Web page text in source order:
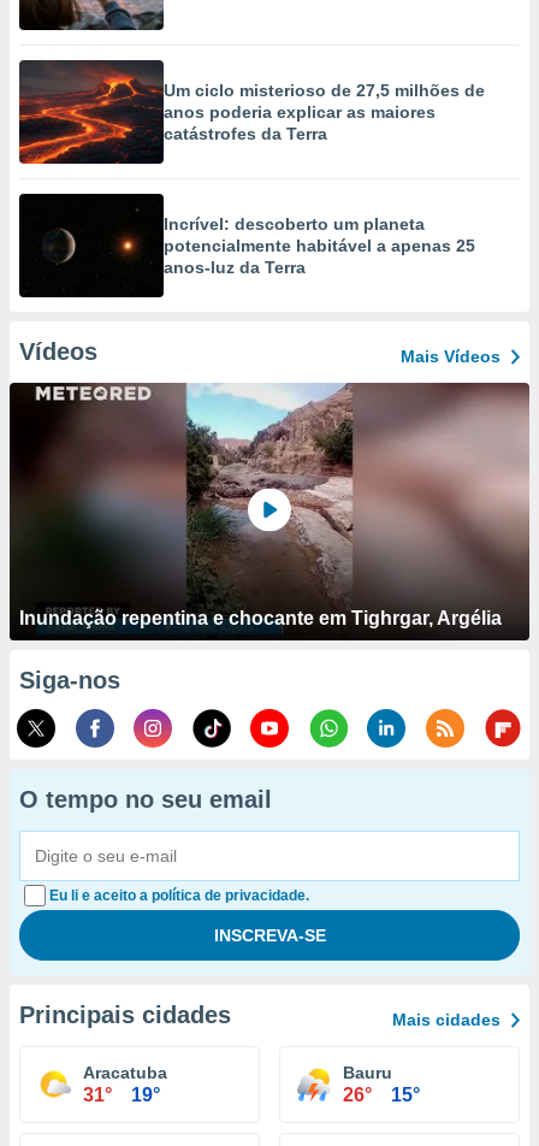
Um ciclo misterioso de 27,5 milhões de
anos poderia explicar as maiores
catástrofes da Terra
Incrível: descoberto um planeta
potencialmente habitável a apenas 25
anos-luz da Terra
Vídeos Mais Vídeos
Inundação repentina e chocante em Tighrgar, Argélia
Siga-nos
O tempo no seu email
Eu li e aceito a política de privacidade.
Principais cidades Mais cidades
Aracatuba
31° 19°
Bauru
26° 15°